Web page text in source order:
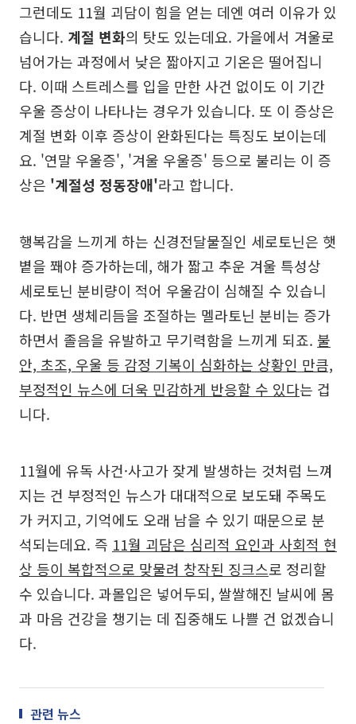
그런데도 11월 괴담이 힘을 얻는 데엔 여러 이유가 있
습니다. 계절 변화의 탓도 있는데요. 가을에서 겨울로
넘어가는 과정에서 낮은 짧아지고 기온은 떨어집니
다. 이때 스트레스를 입을 만한 사건 없이도 이 기간
우울 증상이 나타나는 경우가 있습니다. 또 이 증상은
계절 변화 이후 증상이 완화된다는 특징도 보이는데
요. '연말 우울증', '겨울 우울증' 등으로 불리는 이 증
상은 '계절성 정동장애'라고 합니다.
행복감을 느끼게 하는 신경전달물질인 세로토닌은 햇
볕을 쫴야 증가하는데, 해가 짧고 추운 겨울 특성상
세로토닌 분비량이 적어 우울감이 심해질 수 있습니
다. 반면 생체리듬을 조절하는 멜라토닌 분비는 증가
하면서 졸음을 유발하고 무기력함을 느끼게 되죠. 불
안, 초조, 우울 등 감정 기복이 심화하는 상황인 만큼,
부정적인 뉴스에 더욱 민감하게 반응할 수 있다는 겁
니다.
11월에 유독 사건·사고가 잦게 발생하는 것처럼 느껴
지는 건 부정적인 뉴스가 대대적으로 보도돼 주목도
가 커지고, 기억에도 오래 남을 수 있기 때문으로 분
석되는데요. 즉 11월 괴담은 심리적 요인과 사회적 현
상 등이 복합적으로 맞물려 창작된 징크스로 정리할
수 있습니다. 과몰입은 넣어두되, 쌀쌀해진 날씨에 몸
과 마음 건강을 챙기는 데 집중해도 나쁠 건 없겠습니
다.
관련 뉴스